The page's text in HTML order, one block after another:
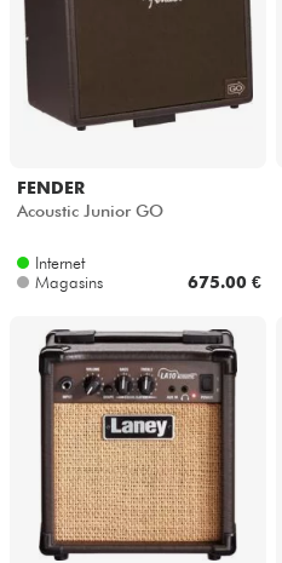
FENDER
Acoustic Junior GO
Internet
Magasins
675.00 €